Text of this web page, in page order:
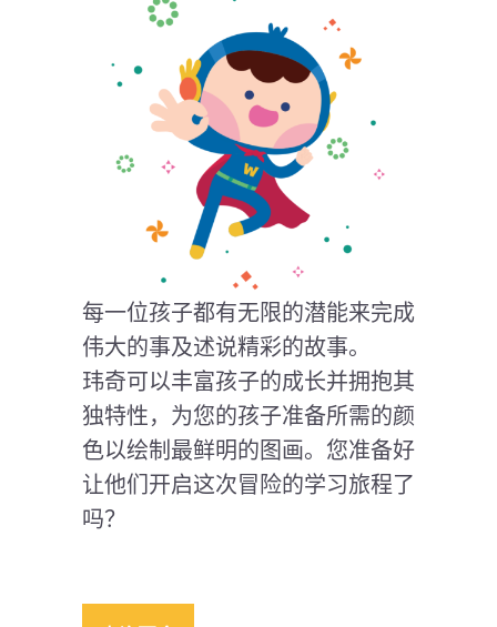
每一位孩子都有无限的潜能来完成
伟大的事及述说精彩的故事。
玮奇可以丰富孩子的成长并拥抱其
独特性，为您的孩子准备所需的颜
色以绘制最鲜明的图画。您准备好
让他们开启这次冒险的学习旅程了
吗？